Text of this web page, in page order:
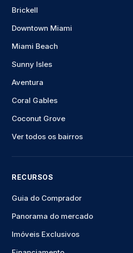
Brickell
Downtown Miami
Miami Beach
Sunny Isles
Aventura
Coral Gables
Coconut Grove
Ver todos os bairros
RECURSOS
Guia do Comprador
Panorama do mercado
Imóveis Exclusivos